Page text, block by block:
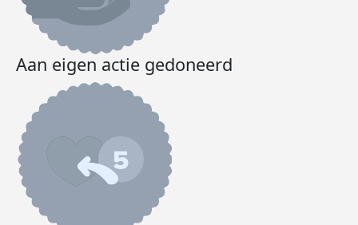
Aan eigen actie gedoneerd